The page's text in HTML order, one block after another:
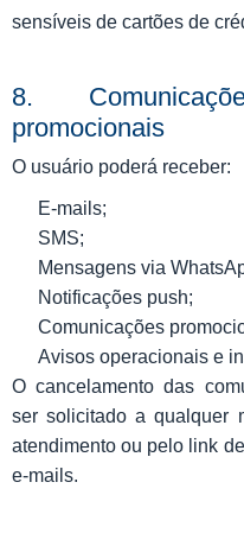
sensíveis de cartões de
8.
promocionais
O usuário poderá receber:
E-mails;
SMS;
Mensagens via
Notificações push;
Comunicações
Avisos operacionais e
O cancelamento das
ser solicitado a qualquer
atendimento ou pelo link
e-mails.